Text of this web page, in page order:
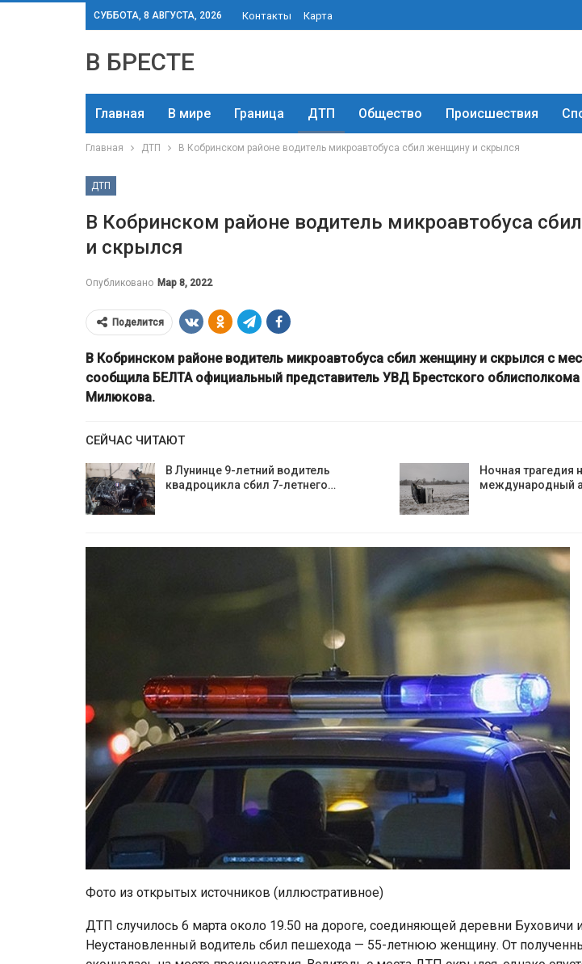
СУББОТА, 8 АВГУСТА, 2026 Контакты Карта
В БРЕСТЕ
Главная В мире Граница ДТП Общество Происшествия
Главная ДТП В Кобринском районе водитель микроавтобуса сбил женщину и скрылся
ДТП
В Кобринском районе водитель микроавтобуса
и скрылся
Опубликовано Мар 8, 2022
Поделится
В Кобринском районе водитель микроавтобуса сбил женщину и скрылся с
сообщила БЕЛТА официальный представитель УВД Брестского облисполкома
Милюкова.
СЕЙЧАС ЧИТАЮТ
В Лунинце 9-летний водитель
квадроцикла сбил 7-летнего…
Ночная трагедия
международный
Фото из открытых источников (иллюстративное)
ДТП случилось 6 марта около 19.50 на дороге, соединяющей деревни Буховичи
Неустановленный водитель сбил пешехода — 55-летнюю женщину. От